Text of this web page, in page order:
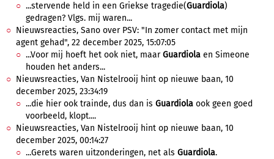
...stervende held in een Griekse tragedie(Guardiola)
gedragen? Vlgs. mij waren...
Nieuwsreacties, Sano over PSV: "In zomer contact met mijn
agent gehad", 22 december 2025, 15:07:05
...Voor mij hoeft het ook niet, maarGuardiola en Simeone
houden het anders...
Nieuwsreacties, Van Nistelrooij hint op nieuwe baan, 10
december 2025, 23:34:19
...die hier ook trainde, dus dan is Guardiola ook geen goed
voorbeeld, klopt....
Nieuwsreacties, Van Nistelrooij hint op nieuwe baan, 10
december 2025, 00:14:27
...Gerets waren uitzonderingen, net als Guardiola.